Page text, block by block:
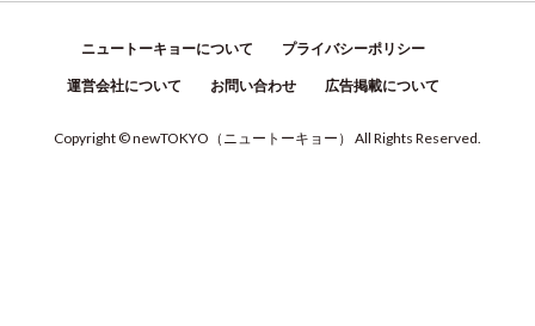
ニュートーキョーについて プライバシーポリシー
運営会社について お問い合わせ 広告掲載について
Copyright © newTOKYO （ ニュートーキョー ） All Rights Reserved.